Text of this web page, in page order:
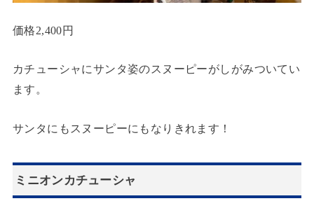
価格2,400円
カチューシャにサンタ姿のスヌーピーがしがみついてい
ます。
サンタにもスヌーピーにもなりきれます！
ミニオンカチューシャ